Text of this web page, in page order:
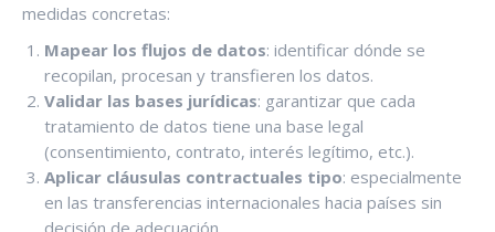
medidas concretas:
Mapear los flujos de datos: identificar dónde se
recopilan, procesan y transfieren los datos.
Validar las bases jurídicas: garantizar que cada
tratamiento de datos tiene una base legal
(consentimiento, contrato, interés legítimo, etc.).
Aplicar cláusulas contractuales tipo: especialmente
en las transferencias internacionales hacia países sin
decisión de adecuación.